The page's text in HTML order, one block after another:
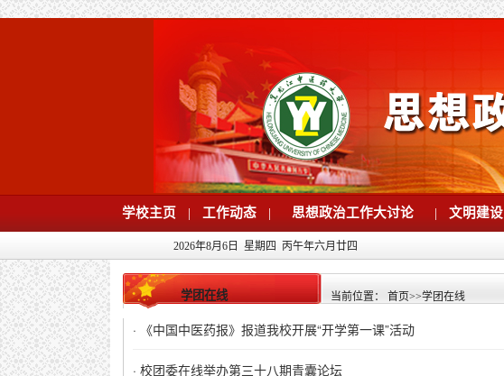
学校主页 | 工作动态 | 思想政治工作大讨论 | 文明建设
2026年8月6日 星期四 丙午年六月廿四
学团在线 当前位置： 首页>>学团在线
· 《中国中医药报》报道我校开展“开学第一课”活动
· 校团委在线举办第三十八期青囊论坛